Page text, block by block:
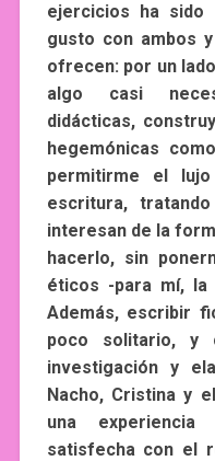
ejercicios ha
gusto con ambos
ofrecen: por un
algo casi
didácticas,
hegemónicas
permitirme el
escritura,
interesan de la
hacerlo, sin
éticos -para mí,
Además, escribir
poco solitario, y
investigación y
Nacho, Cristina y
una experiencia
satisfecha con el